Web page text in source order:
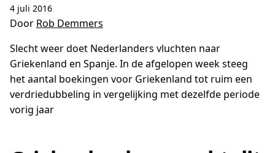
4 juli 2016
Door Rob Demmers
Slecht weer doet Nederlanders vluchten naar
Griekenland en Spanje. In de afgelopen week steeg
het aantal boekingen voor Griekenland tot ruim een
verdriedubbeling in vergelijking met dezelfde periode
vorig jaar